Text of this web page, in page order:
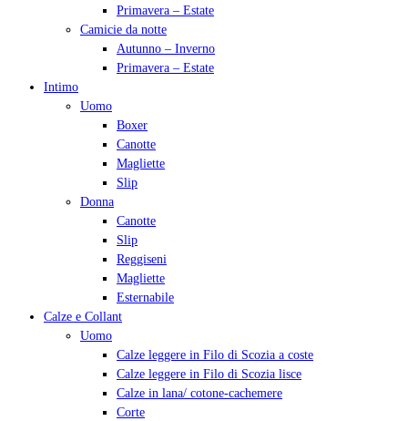
Primavera – Estate
Camicie da notte
Autunno – Inverno
Primavera – Estate
Intimo
Uomo
Boxer
Canotte
Magliette
Slip
Donna
Canotte
Slip
Reggiseni
Magliette
Esternabile
Calze e Collant
Uomo
Calze leggere in Filo di Scozia a coste
Calze leggere in Filo di Scozia lisce
Calze in lana/ cotone-cachemere
Corte